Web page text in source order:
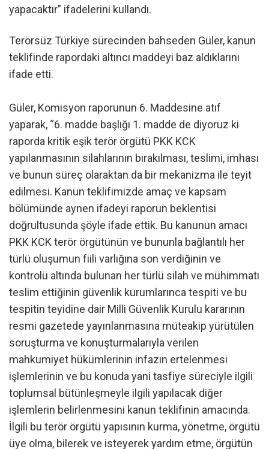
yapacaktır” ifadelerini kullandı.
Terörsüz Türkiye sürecinden bahseden Güler, kanun
teklifinde rapordaki altıncı maddeyi baz aldıklarını
ifade etti.
Güler, Komisyon raporunun 6. Maddesine atıf
yaparak, “6. madde başlığı 1. madde de diyoruz ki
raporda kritik eşik terör örgütü PKK KCK
yapılanmasının silahlarının bırakılması, teslimi, imhası
ve bunun süreç olaraktan da bir mekanizma ile teyit
edilmesi. Kanun teklifimizde amaç ve kapsam
bölümünde aynen ifadeyi raporun beklentisi
doğrultusunda şöyle ifade ettik. Bu kanunun amacı
PKK KCK terör örgütünün ve bununla bağlantılı her
türlü oluşumun fiili varlığına son verdiğinin ve
kontrolü altında bulunan her türlü silah ve mühimmatı
teslim ettiğinin güvenlik kurumlarınca tespiti ve bu
tespitin teyidine dair Milli Güvenlik Kurulu kararının
resmi gazetede yayınlanmasına müteakip yürütülen
soruşturma ve konuşturmalarıyla verilen
mahkumiyet hükümlerinin infazın ertelenmesi
işlemlerinin ve bu konuda yani tasfiye süreciyle ilgili
toplumsal bütünleşmeyle ilgili yapılacak diğer
işlemlerin belirlenmesini kanun teklifinin amacında.
İlgili bu terör örgütü yapısının kurma, yönetme, örgütü
üye olma, bilerek ve isteyerek yardım etme, örgütün